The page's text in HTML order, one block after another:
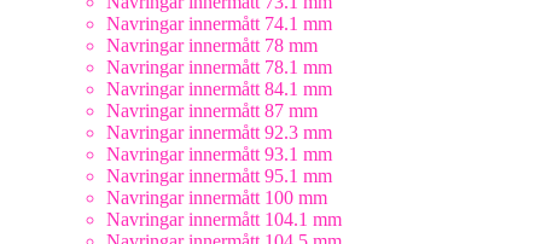
Navringar innermått 74.1 mm
Navringar innermått 78 mm
Navringar innermått 78.1 mm
Navringar innermått 84.1 mm
Navringar innermått 87 mm
Navringar innermått 92.3 mm
Navringar innermått 93.1 mm
Navringar innermått 95.1 mm
Navringar innermått 100 mm
Navringar innermått 104.1 mm